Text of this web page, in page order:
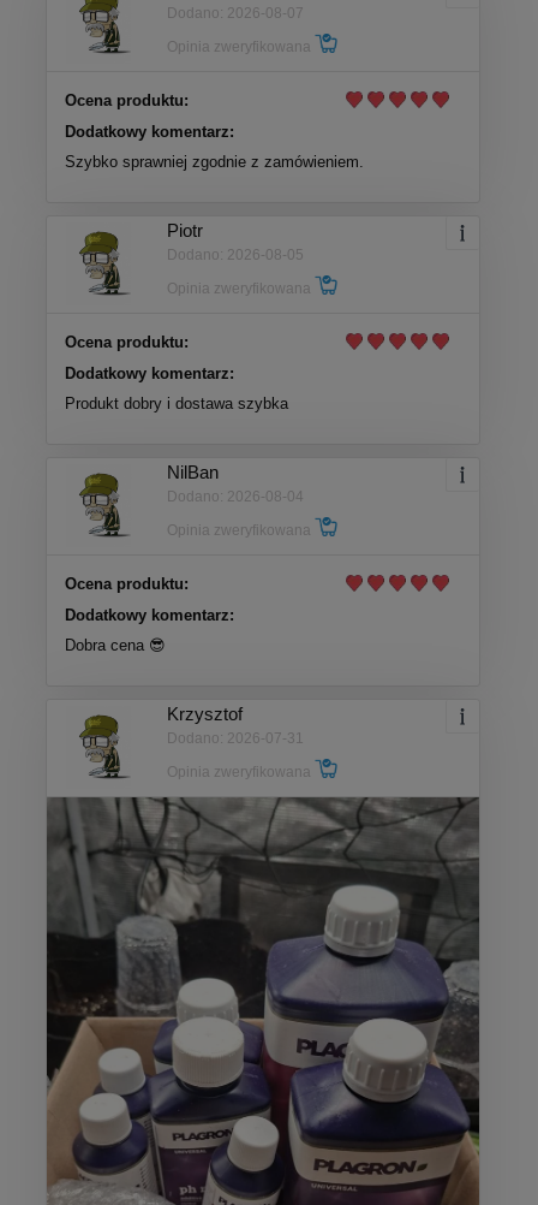
Dodano: 2026-08-07
Opinia zweryfikowana
Ocena produktu:
Dodatkowy komentarz:
Szybko sprawniej zgodnie z zamówieniem.
Piotr
Dodano: 2026-08-05
Opinia zweryfikowana
Ocena produktu:
Dodatkowy komentarz:
Produkt dobry i dostawa szybka
NilBan
Dodano: 2026-08-04
Opinia zweryfikowana
Ocena produktu:
Dodatkowy komentarz:
Dobra cena 😎
Krzysztof
Dodano: 2026-07-31
Opinia zweryfikowana